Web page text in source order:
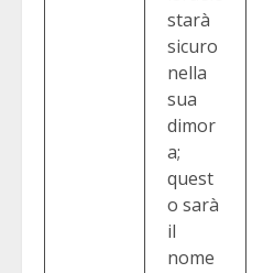
starà
sicuro
nella
sua
dimor
a;
quest
o sarà
il
nome